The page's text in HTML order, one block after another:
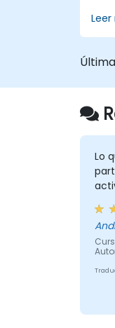
Leer
Lo